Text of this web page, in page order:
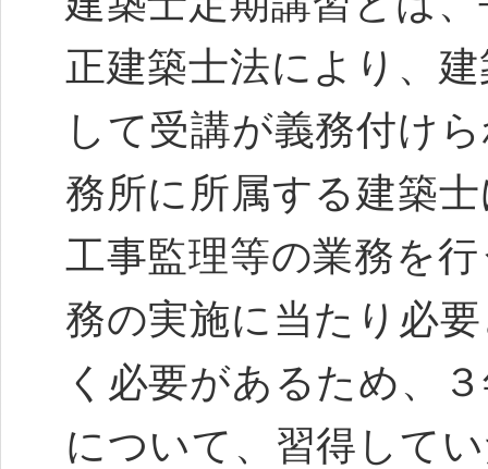
正建築士法により、
して受講が義務付け
務所に所属する建築
工事監理等の業務を
務の実施に当たり必
く必要があるため、
について、習得して